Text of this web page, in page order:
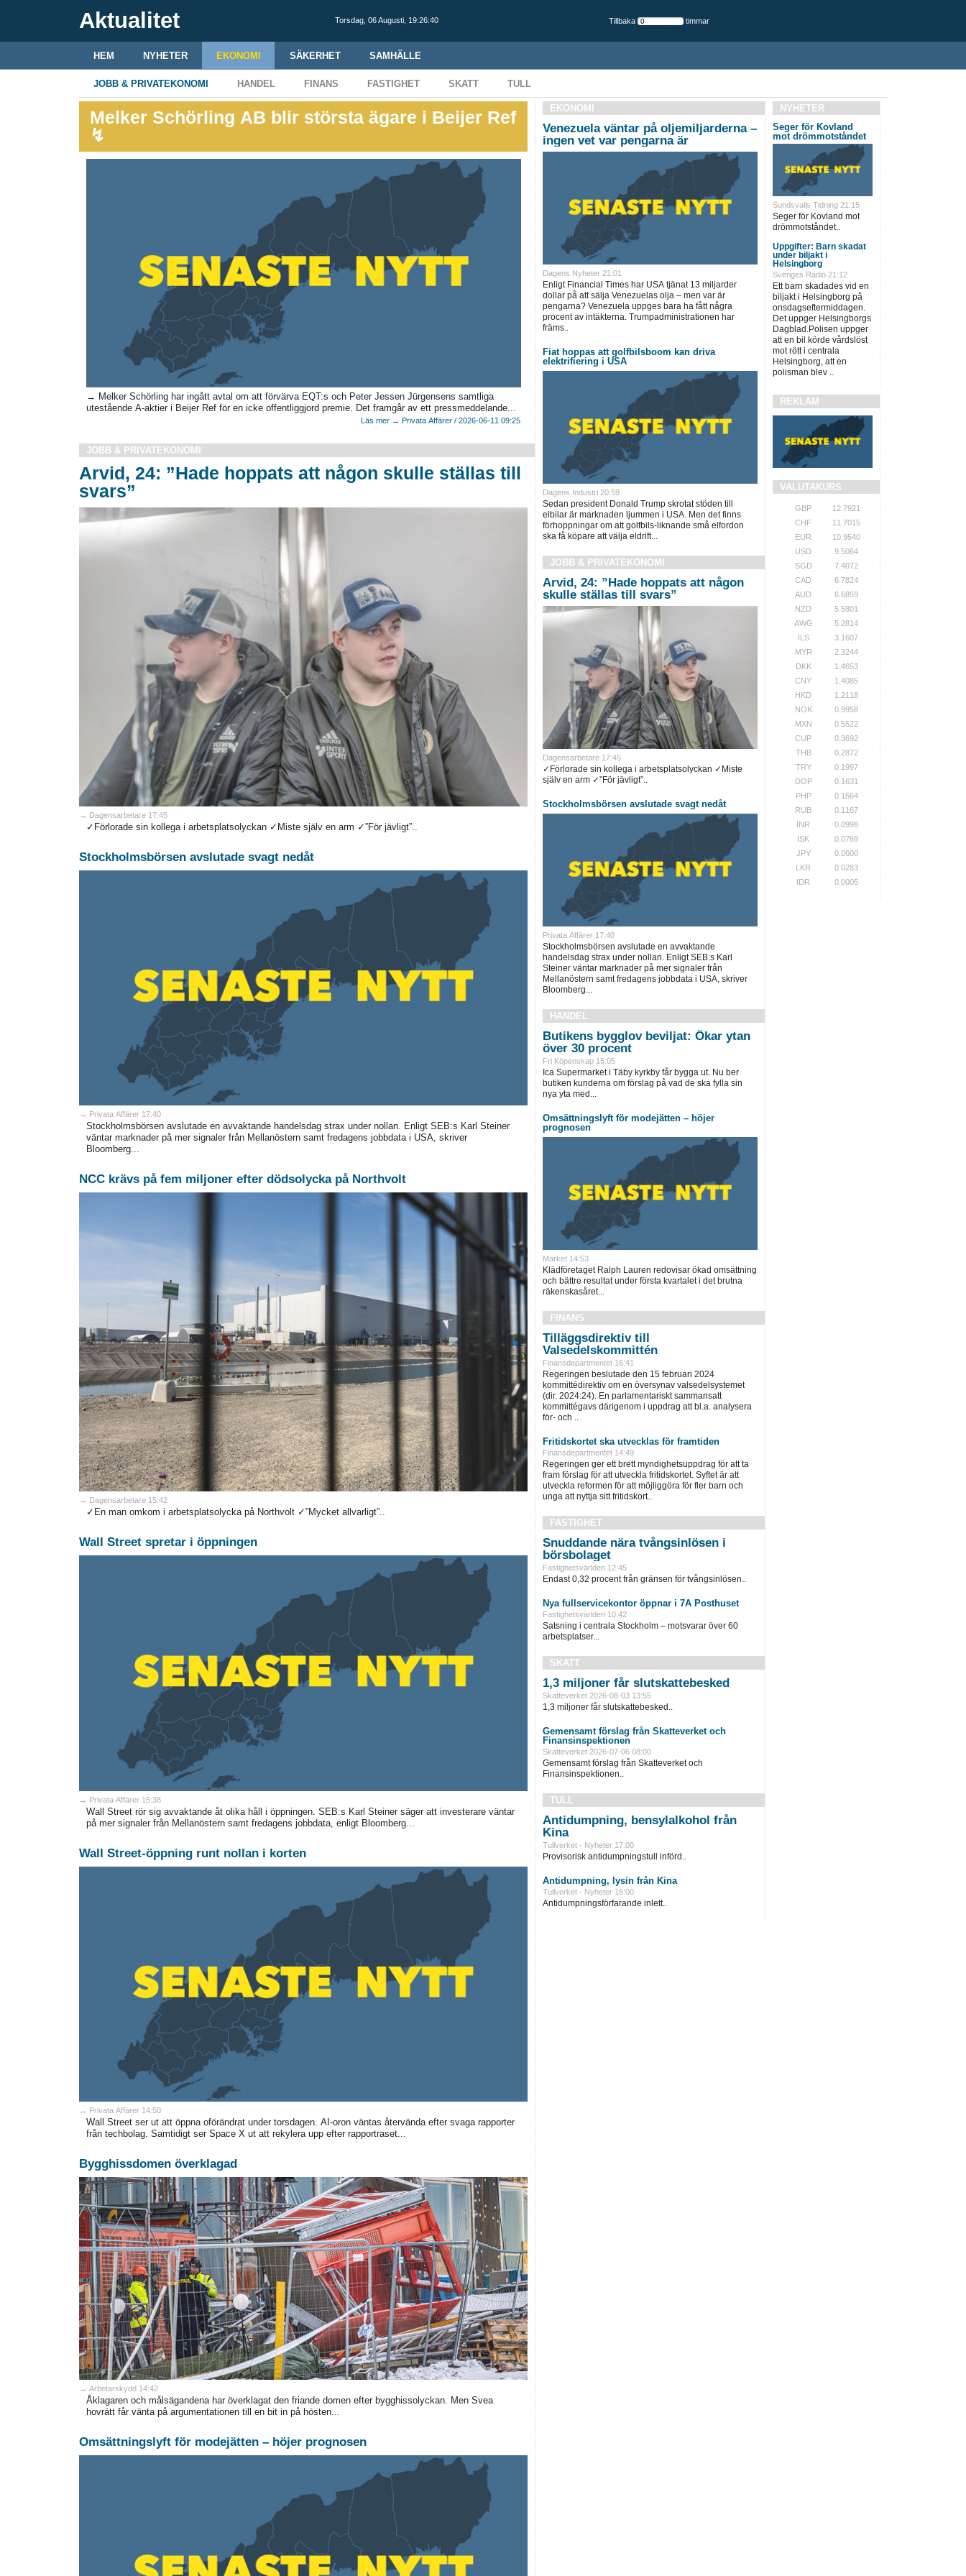
Aktualitet Torsdag, 06 Augusti, 19:26:41 Tillbaka timmar
HEM NYHETER EKONOMI SÄKERHET SAMHÄLLE
JOBB & PRIVATEKONOMI HANDEL FINANS FASTIGHET SKATT TULL
Melker Schörling AB blir största ägare i Beijer Ref
↯
→ Melker Schörling har ingått avtal om att förvärva EQT:s och Peter Jessen Jürgensens samtliga
utestående A-aktier i Beijer Ref för en icke offentliggjord premie. Det framgår av ett pressmeddelande...
Läs mer → Privata Affärer / 2026-06-11 09:25
JOBB & PRIVATEKONOMI
Arvid, 24: ”Hade hoppats att någon skulle ställas till
svars”
→ Dagensarbetare 17:45
✓Förlorade sin kollega i arbetsplatsolyckan ✓Miste själv en arm ✓”För jävligt”..
Stockholmsbörsen avslutade svagt nedåt
→ Privata Affärer 17:40
Stockholmsbörsen avslutade en avvaktande handelsdag strax under nollan. Enligt SEB:s Karl Steiner
väntar marknader på mer signaler från Mellanöstern samt fredagens jobbdata i USA, skriver
Bloomberg...
NCC krävs på fem miljoner efter dödsolycka på Northvolt
→ Dagensarbetare 15:42
✓En man omkom i arbetsplatsolycka på Northvolt ✓”Mycket allvarligt”..
Wall Street spretar i öppningen
→ Privata Affärer 15:38
Wall Street rör sig avvaktande åt olika håll i öppningen. SEB:s Karl Steiner säger att investerare väntar
på mer signaler från Mellanöstern samt fredagens jobbdata, enligt Bloomberg...
Wall Street-öppning runt nollan i korten
→ Privata Affärer 14:50
Wall Street ser ut att öppna oförändrat under torsdagen. AI-oron väntas återvända efter svaga rapporter
från techbolag. Samtidigt ser Space X ut att rekylera upp efter rapportraset...
Bygghissdomen överklagad
→ Arbetarskydd 14:42
Åklagaren och målsägandena har överklagat den friande domen efter bygghissolyckan. Men Svea
hovrätt får vänta på argumentationen till en bit in på hösten...
Omsättningslyft för modejätten – höjer prognosen
EKONOMI
Venezuela väntar på oljemiljarderna –
ingen vet var pengarna är
Dagens Nyheter 21:01
Enligt Financial Times har USA tjänat 13 miljarder
dollar på att sälja Venezuelas olja – men var är
pengarna? Venezuela uppges bara ha fått några
procent av intäkterna. Trumpadministrationen har
främs..
Fiat hoppas att golfbilsboom kan driva
elektrifiering i USA
Dagens Industri 20:59
Sedan president Donald Trump skrotat stöden till
elbilar är marknaden ljummen i USA. Men det finns
förhoppningar om att golfbils-liknande små elfordon
ska få köpare att välja eldrift...
JOBB & PRIVATEKONOMI
Arvid, 24: ”Hade hoppats att någon
skulle ställas till svars”
Dagensarbetare 17:45
✓Förlorade sin kollega i arbetsplatsolyckan ✓Miste
själv en arm ✓”För jävligt”..
Stockholmsbörsen avslutade svagt nedåt
Privata Affärer 17:40
Stockholmsbörsen avslutade en avvaktande
handelsdag strax under nollan. Enligt SEB:s Karl
Steiner väntar marknader på mer signaler från
Mellanöstern samt fredagens jobbdata i USA, skriver
Bloomberg...
HANDEL
Butikens bygglov beviljat: Ökar ytan
över 30 procent
Fri Köpenskap 15:05
Ica Supermarket i Täby kyrkby får bygga ut. Nu ber
butiken kunderna om förslag på vad de ska fylla sin
nya yta med...
Omsättningslyft för modejätten – höjer
prognosen
Market 14:53
Klädföretaget Ralph Lauren redovisar ökad omsättning
och bättre resultat under första kvartalet i det brutna
räkenskasåret...
FINANS
Tilläggsdirektiv till
Valsedelskommittén
Finansdepartmentet 16:41
Regeringen beslutade den 15 februari 2024
kommittédirektiv om en översynav valsedelsystemet
(dir. 2024:24). En parlamentariskt sammansatt
kommittégavs därigenom i uppdrag att bl.a. analysera
för- och ..
Fritidskortet ska utvecklas för framtiden
Finansdepartmentet 14:49
Regeringen ger ett brett myndighetsuppdrag för att ta
fram förslag för att utveckla fritidskortet. Syftet är att
utveckla reformen för att möjliggöra för fler barn och
unga att nyttja sitt fritidskort..
FASTIGHET
Snuddande nära tvångsinlösen i
börsbolaget
Fastighetsvärlden 12:45
Endast 0,32 procent från gränsen för tvångsinlösen..
Nya fullservicekontor öppnar i 7A Posthuset
Fastighetsvärlden 10:42
Satsning i centrala Stockholm – motsvarar över 60
arbetsplatser...
SKATT
1,3 miljoner får slutskattebesked
Skatteverket 2026-08-03 13:55
1,3 miljoner får slutskattebesked..
Gemensamt förslag från Skatteverket och
Finansinspektionen
Skatteverket 2026-07-06 08:00
Gemensamt förslag från Skatteverket och
Finansinspektionen..
TULL
Antidumpning, bensylalkohol från
Kina
Tullverket - Nyheter 17:00
Provisorisk antidumpningstull införd..
Antidumpning, lysin från Kina
Tullverket - Nyheter 16:00
Antidumpningsförfarande inlett..
NYHETER
Seger för Kovland
mot drömmotståndet
Sundsvalls Tidning 21:15
Seger för Kovland mot
drömmotståndet..
Uppgifter: Barn skadat
under biljakt i
Helsingborg
Sveriges Radio 21:12
Ett barn skadades vid en
biljakt i Helsingborg på
onsdagseftermiddagen.
Det uppger Helsingborgs
Dagblad.Polisen uppger
att en bil körde vårdslöst
mot rött i centrala
Helsingborg, att en
polisman blev ..
REKLAM
VALUTAKURS
GBP
12.7921
CHF
11.7015
EUR
10.9540
USD
9.5064
SGD
7.4072
CAD
6.7824
AUD
6.6859
NZD
5.5801
AWG
5.2814
ILS
3.1607
MYR
2.3244
DKK
1.4653
CNY
1.4085
HKD
1.2118
NOK
0.9958
MXN
0.5522
CUP
0.3692
THB
0.2872
TRY
0.1997
DOP
0.1631
PHP
0.1564
RUB
0.1167
INR
0.0998
ISK
0.0769
JPY
0.0600
LKR
0.0283
IDR
0.0005